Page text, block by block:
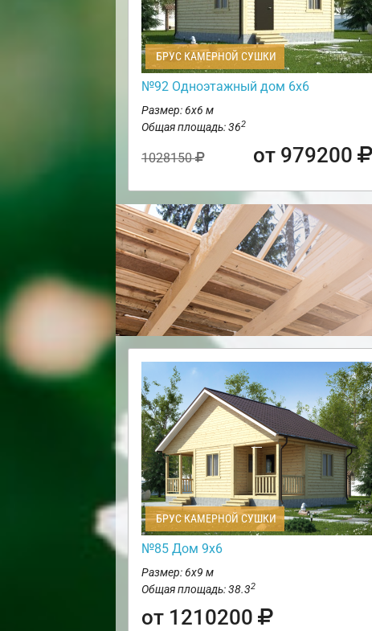
БРУС КАМЕРНОЙ СУШКИ
№92 Одноэтажный дом 6х6
Размер: 6х6 м
Общая площадь: 362
1028150 от 979200
БРУС КАМЕРНОЙ СУШКИ
№85 Дом 9х6
Размер: 6х9 м
Общая площадь: 38.32
от 1210200